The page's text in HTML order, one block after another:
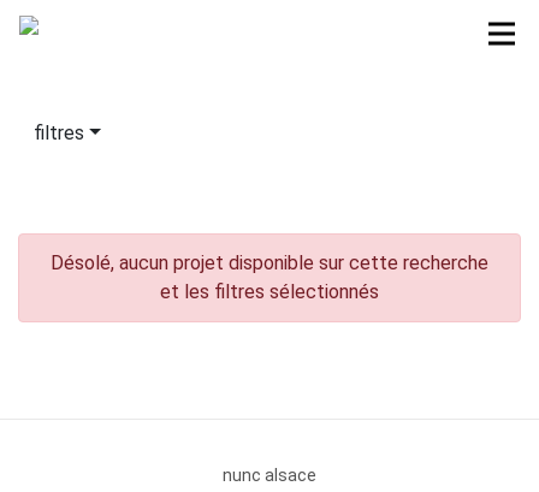
filtres
Désolé, aucun projet disponible sur cette recherche
et les filtres sélectionnés
nunc alsace